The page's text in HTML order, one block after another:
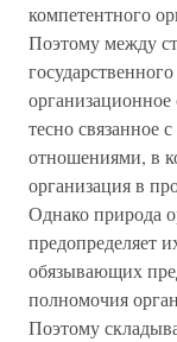
компетентного
Поэтому между
тесно связанное
отношениями, в
организация в
Однако природа
предопределяет
обязывающих
полномочия
Поэтому